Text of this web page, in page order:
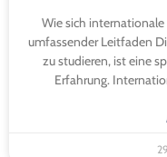
Wie sich
umfassender Leitfaden
zu studieren, ist eine
Erfahrung.